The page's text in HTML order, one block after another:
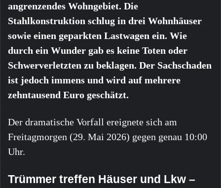
angrenzendes Wohngebiet. Die
Stahlkonstruktion schlug in drei Wohnhäuser
sowie einen geparkten Lastwagen ein. Wie
durch ein Wunder gab es keine Toten oder
Schwerverletzten zu beklagen. Der Sachschaden
ist jedoch immens und wird auf mehrere
zehntausend Euro geschätzt.
Der dramatische Vorfall ereignete sich am
Freitagmorgen (29. Mai 2026) gegen genau 10:00
Uhr.
Trümmer treffen Häuser und Lkw –